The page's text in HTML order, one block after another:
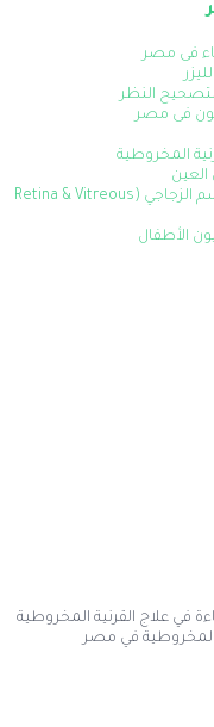
فى مصر
النظر
فى مصر
المخروطية
العين
جراحات الشبكية والجسم الزجاجي (Retina & Vitreous
الأطفال
في علاج القرنية المخروطية
المخروطية في مصر